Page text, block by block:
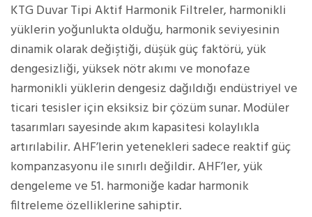
KTG Duvar Tipi Aktif Harmonik Filtreler, harmonikli
yüklerin yoğunlukta olduğu, harmonik seviyesinin
dinamik olarak değiştiği, düşük güç faktörü, yük
dengesizliği, yüksek nötr akımı ve monofaze
harmonikli yüklerin dengesiz dağıldığı endüstriyel ve
ticari tesisler için eksiksiz bir çözüm sunar. Modüler
tasarımları sayesinde akım kapasitesi kolaylıkla
artırılabilir. AHF’lerin yetenekleri sadece reaktif güç
kompanzasyonu ile sınırlı değildir. AHF’ler, yük
dengeleme ve 51. harmoniğe kadar harmonik
filtreleme özelliklerine sahiptir.